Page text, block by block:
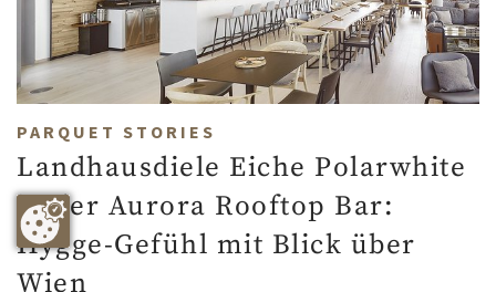
PARQUET STORIES
Landhausdiele Eiche Polarwhite
in der Aurora Rooftop Bar:
Hygge-Gefühl mit Blick über
Wien